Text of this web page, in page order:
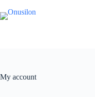
to
content
My account